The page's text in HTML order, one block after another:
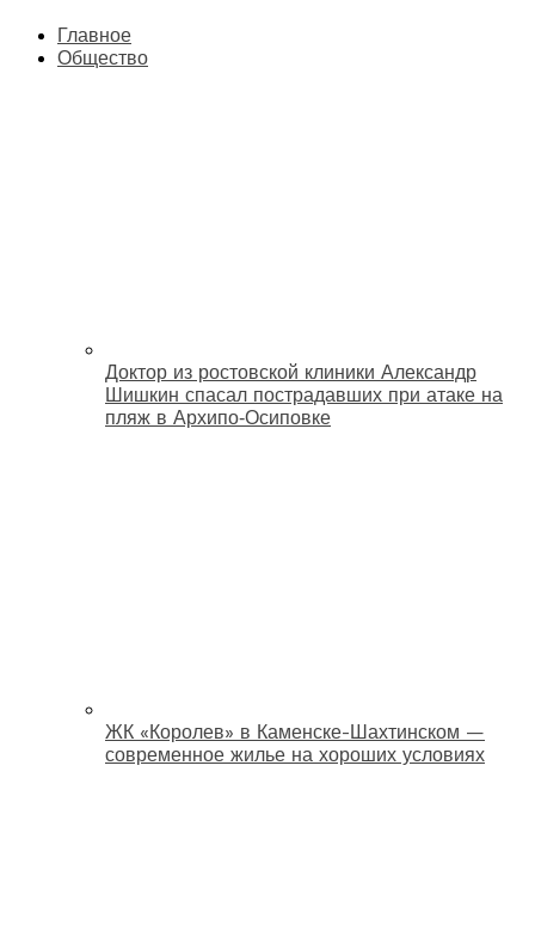
Главное
Общество
Доктор из ростовской клиники Александр
Шишкин спасал пострадавших при атаке на
пляж в Архипо‑Осиповке
ЖК «Королев» в Каменске-Шахтинском —
современное жилье на хороших условиях